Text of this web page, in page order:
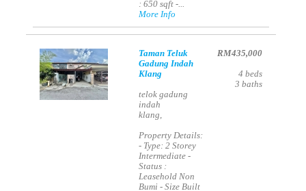
: 650 sqft -...
More Info
Taman Teluk
Gadung Indah
Klang
telok gadung
indah
klang,
Property Details:
- Type: 2 Storey
Intermediate -
Status :
Leasehold Non
Bumi - Size Built
RM435,000
4 beds
3 baths